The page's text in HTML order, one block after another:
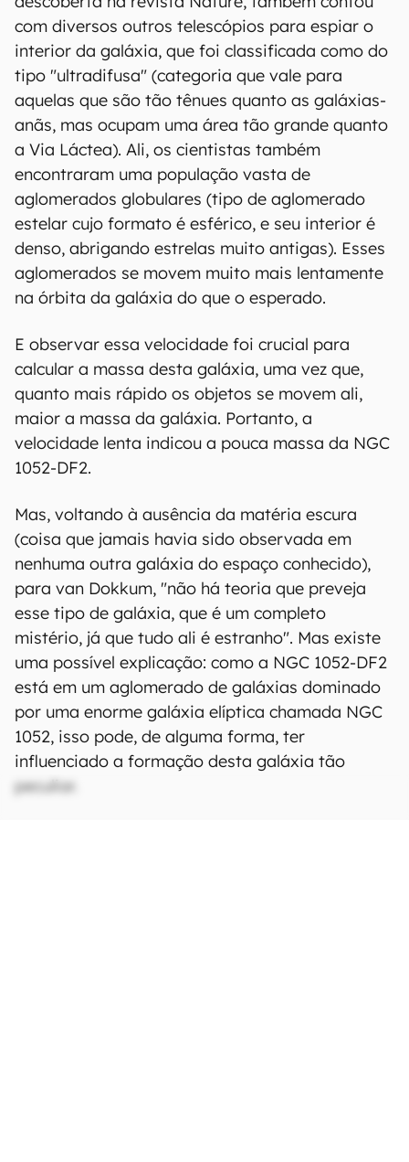
com diversos outros telescópios para espiar o
interior da galáxia, que foi classificada como do
tipo "ultradifusa" (categoria que vale para
aquelas que são tão tênues quanto as galáxias-
anãs, mas ocupam uma área tão grande quanto
a Via Láctea). Ali, os cientistas também
encontraram uma população vasta de
aglomerados globulares (tipo de aglomerado
estelar cujo formato é esférico, e seu interior é
denso, abrigando estrelas muito antigas). Esses
aglomerados se movem muito mais lentamente
na órbita da galáxia do que o esperado.
E observar essa velocidade foi crucial para
calcular a massa desta galáxia, uma vez que,
quanto mais rápido os objetos se movem ali,
maior a massa da galáxia. Portanto, a
velocidade lenta indicou a pouca massa da NGC
1052-DF2.
Mas, voltando à ausência da matéria escura
(coisa que jamais havia sido observada em
nenhuma outra galáxia do espaço conhecido),
para van Dokkum, "não há teoria que preveja
esse tipo de galáxia, que é um completo
mistério, já que tudo ali é estranho". Mas existe
uma possível explicação: como a NGC 1052-DF2
está em um aglomerado de galáxias dominado
por uma enorme galáxia elíptica chamada NGC
1052, isso pode, de alguma forma, ter
influenciado a formação desta galáxia tão
peculiar.